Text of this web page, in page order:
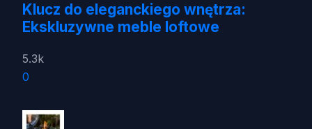
Klucz do eleganckiego wnętrza:
Ekskluzywne meble loftowe
5.3k
0